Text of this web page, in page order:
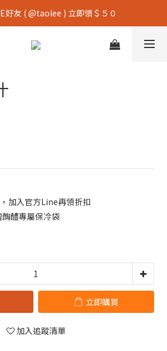
好友 ( @taolee ) 立即領＄５０
加入官方Line再領折扣
醴專屬保冷袋
立即購買
加入追蹤清單